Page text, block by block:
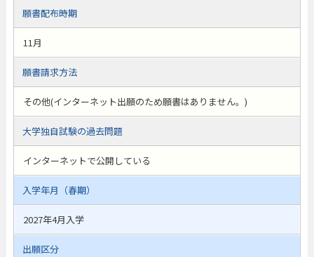
願書配布時期
11月
願書請求方法
その他(インターネット出願のため願書はありません。)
大学独自試験の過去問題
インターネットで公開している
入学年月（春期）
2027年4月入学
出願区分